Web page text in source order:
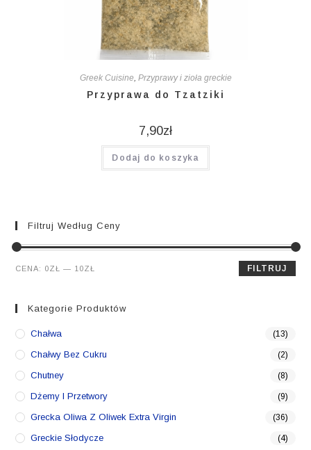
Greek Cuisine, Przyprawy i zioła greckie
Przyprawa do Tzatziki
7,90zł
Dodaj do koszyka
Filtruj Według Ceny
Cena
Cena
FILTRUJ
CENA: 0ZŁ — 10ZŁ
Kategorie Produktów
Chałwa (13)
Chałwy Bez Cukru (2)
Chutney (8)
Dżemy I Przetwory (9)
Grecka Oliwa Z Oliwek Extra Virgin (36)
Greckie Słodycze (4)